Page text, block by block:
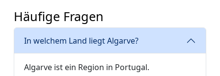
Häufige Fragen
In welchem Land liegt Algarve?
Algarve ist ein Region in Portugal.